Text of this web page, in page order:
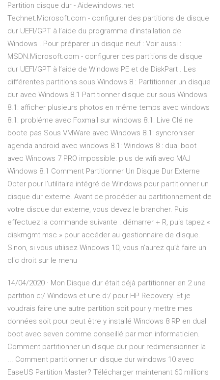
Partition disque dur - Aidewindows.net
Technet.Microsoft.com - configurer des partitions de disque
dur UEFI/GPT à l’aide du programme d’installation de
Windows . Pour préparer un disque neuf : Voir aussi :
MSDN.Microsoft.com - configurer des partitions de disque
dur UEFI/GPT à l’aide de Windows PE et de DiskPart . Les
différentes partitions sous Windows 8 : Partitionner un disque
dur avec Windows 8.1 Partitionner disque dur sous Windows
8.1: afficher plusieurs photos en même temps avec windows
8.1: probléme avec Foxmail sur windows 8.1: Live Clé ne
boote pas Sous VMWare avec Windows 8.1: syncroniser
agenda android avec windows 8.1: Windows 8 : dual boot
avec Windows 7 PRO impossible: plus de wifi avec MAJ
Windows 8.1 Comment Partitionner Un Disque Dur Externe
Opter pour l’utilitaire intégré de Windows pour partitionner un
disque dur externe. Avant de procéder au partitionnement de
votre disque dur externe, vous devez le brancher. Puis
effectuez la commande suivante : démarrer + R, puis tapez «
diskmgmt.msc » pour accéder au gestionnaire de disque.
Sinon, si vous utilisez Windows 10, vous n’aurez qu’à faire un
clic droit sur le menu
14/04/2020 · Mon Disque dur était déjà partitionner en 2 une
partition c:/ Windows et une d:/ pour HP Recovery. Et je
voudrais faire une autre partition soit pour y mettre mes
données soit pour peut être y installé Windows 8 RP en dual
boot avec seven comme conseillé par mon informaticien.
Comment partitionner un disque dur pour redimensionner la
... Comment partitionner un disque dur windows 10 avec
EaseUS Partition Master? Télécharger maintenant 60 millions